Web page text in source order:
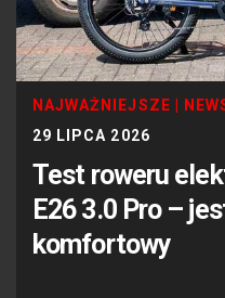
NAJWAŻNIEJSZE
29 LIPCA 2026
Test roweru
E26 3.0 Pro –
komfortowy